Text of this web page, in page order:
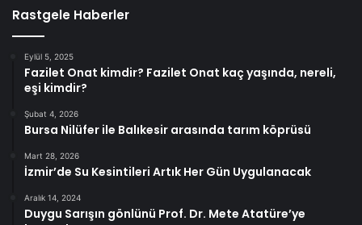
Rastgele Haberler
Eylül 5, 2025
Fazilet Onat kimdir? Fazilet Onat kaç yaşında, nereli,
eşi kimdir?
Şubat 4, 2026
Bursa Nilüfer ile Balıkesir arasında tarım köprüsü
Mart 28, 2026
İzmir’de Su Kesintileri Artık Her Gün Uygulanacak
Aralık 14, 2024
Duygu Sarışın gönlünü Prof. Dr. Mete Atatüre’ye